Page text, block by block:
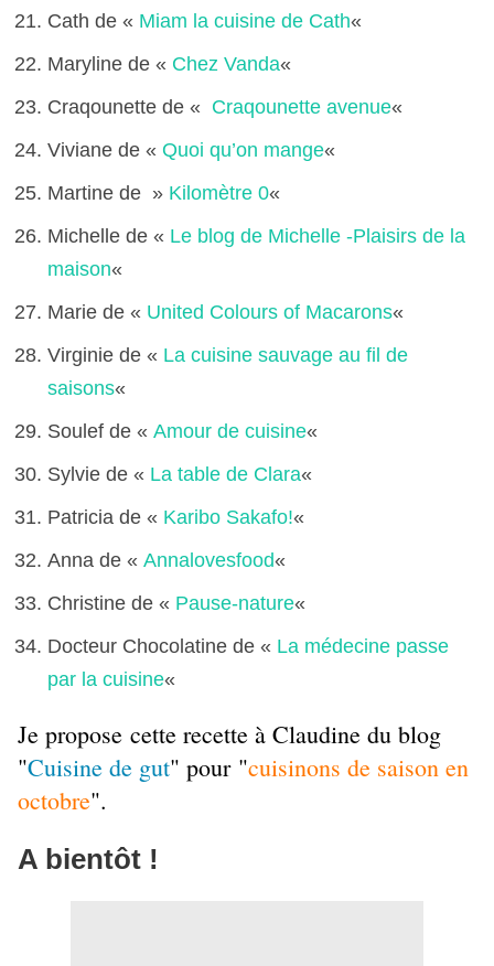
Cath de « Miam la cuisine de Cath«
Maryline de « Chez Vanda«
Craqounette de « Craqounette avenue«
Viviane de « Quoi qu’on mange«
Martine de » Kilomètre 0«
Michelle de « Le blog de Michelle -Plaisirs de la
maison«
Marie de « United Colours of Macarons«
Virginie de « La cuisine sauvage au fil de
saisons«
Soulef de « Amour de cuisine«
Sylvie de « La table de Clara«
Patricia de « Karibo Sakafo!«
Anna de « Annalovesfood«
Christine de « Pause-nature«
Docteur Chocolatine de « La médecine passe
par la cuisine«
Je propose cette recette à Claudine du blog
"Cuisine de gut" pour"cuisinons de saison en
octobre".
A bientôt !